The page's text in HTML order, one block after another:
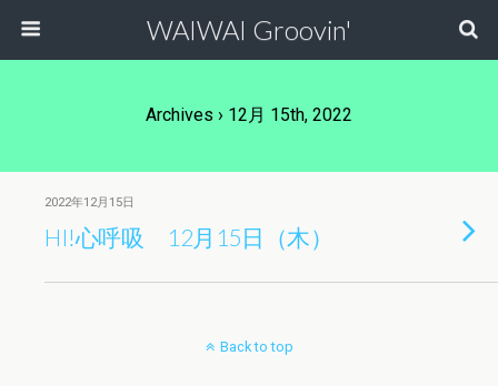
WAIWAI Groovin'
Archives › 12月 15th, 2022
2022年12月15日
HI!心呼吸 12月15日（木）
Back to top